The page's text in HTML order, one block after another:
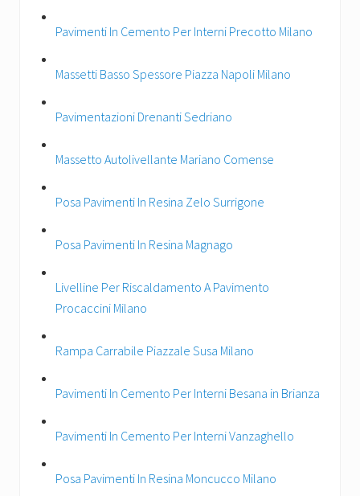
Pavimenti In Cemento Per Interni Precotto Milano
Massetti Basso Spessore Piazza Napoli Milano
Pavimentazioni Drenanti Sedriano
Massetto Autolivellante Mariano Comense
Posa Pavimenti In Resina Zelo Surrigone
Posa Pavimenti In Resina Magnago
Livelline Per Riscaldamento A Pavimento
Procaccini Milano
Rampa Carrabile Piazzale Susa Milano
Pavimenti In Cemento Per Interni Besana in Brianza
Pavimenti In Cemento Per Interni Vanzaghello
Posa Pavimenti In Resina Moncucco Milano